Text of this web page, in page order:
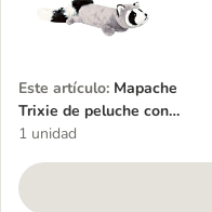
Este artículo: Mapache
Trixie de peluche con
sonido
1 unidad